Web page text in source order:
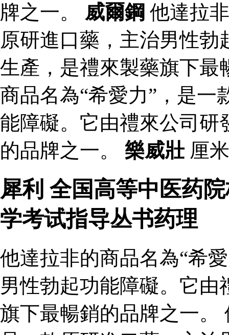
牌之一。 威爾鋼 他達拉
原研進口藥，主治男性
生產，是禮來製藥旗下最
商品名為“希愛力”，是一
能障礙。它由禮來公司研
的品牌之一。 樂威壯厘
犀利 全国高等中医药
学考试指导丛书药理
他達拉非的商品名為“希
男性勃起功能障礙。它
旗下最暢銷的品牌之一。